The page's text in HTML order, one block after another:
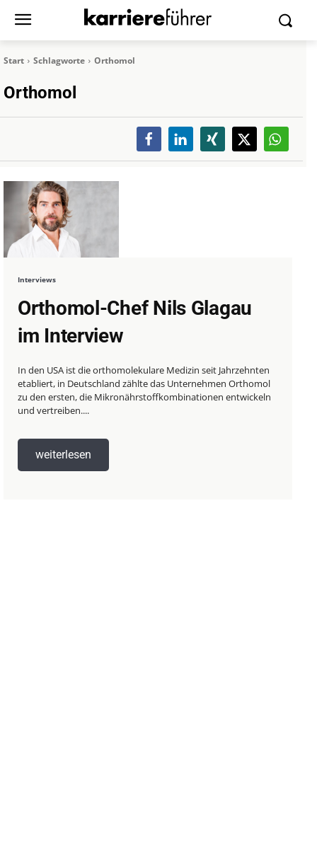
Start Schlagworte Orthomol
Orthomol
Interviews
Orthomol-Chef Nils Glagau
im Interview
In den USA ist die orthomolekulare Medizin seit Jahrzehnten
etabliert, in Deutschland zählte das Unternehmen Orthomol
zu den ersten, die Mikronährstoffkombinationen entwickeln
und vertreiben....
weiterlesen